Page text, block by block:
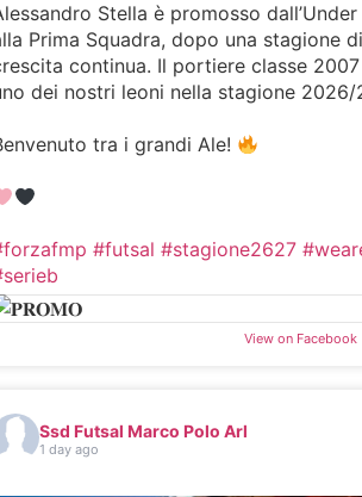
Stella è promosso dall’Under
Prima Squadra, dopo una stagione di
continua. Il portiere classe 2007
dei nostri leoni nella stagione 2026/
tra i grandi Ale!
#futsal #stagione2627
View on Facebook
Ssd Futsal Marco Polo Arl
1 day ago